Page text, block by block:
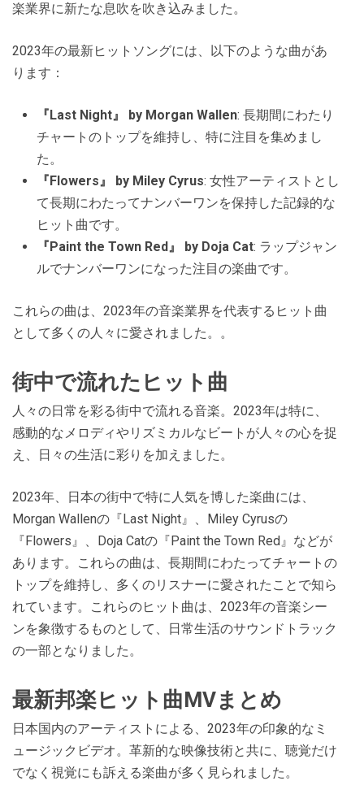
楽業界に新たな息吹を吹き込みました。
2023年の最新ヒットソングには、以下のような曲があ
ります：
『Last Night』 by Morgan Wallen: 長期間にわたり
チャートのトップを維持し、特に注目を集めまし
た。
『Flowers』 by Miley Cyrus: 女性アーティストとし
て長期にわたってナンバーワンを保持した記録的な
ヒット曲です。
『Paint the Town Red』 by Doja Cat: ラップジャン
ルでナンバーワンになった注目の楽曲です。
これらの曲は、2023年の音楽業界を代表するヒット曲
として多くの人々に愛されました。​​。
街中で流れたヒット曲
人々の日常を彩る街中で流れる音楽。2023年は特に、
感動的なメロディやリズミカルなビートが人々の心を捉
え、日々の生活に彩りを加えました。
2023年、日本の街中で特に人気を博した楽曲には、
Morgan Wallenの『Last Night』、Miley Cyrusの
『Flowers』、Doja Catの『Paint the Town Red』などが
あります。これらの曲は、長期間にわたってチャートの
トップを維持し、多くのリスナーに愛されたことで知ら
れています。これらのヒット曲は、2023年の音楽シー
ンを象徴するものとして、日常生活のサウンドトラック
の一部となりました​​。
最新邦楽ヒット曲MVまとめ
日本国内のアーティストによる、2023年の印象的なミ
ュージックビデオ。革新的な映像技術と共に、聴覚だけ
でなく視覚にも訴える楽曲が多く見られました。